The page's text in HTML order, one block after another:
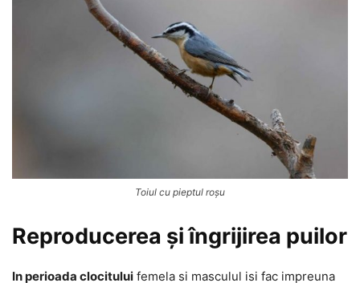
Toiul cu pieptul roșu
Reproducerea și îngrijirea puilor
In perioada clocitului femela si masculul isi fac impreuna